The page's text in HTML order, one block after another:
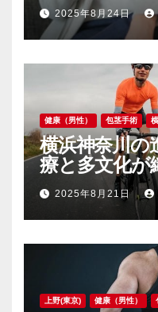
2025年8月24日
健康（男性） 包茎手術
横浜神奈川の
療と多文化が
の泌尿器ケア
2025年8月21日
上野(東京) 健康（男性）